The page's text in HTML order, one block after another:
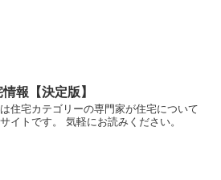
報【決定版】
住宅カテゴリーの専門家が住宅について
イトです。 気軽にお読みください。